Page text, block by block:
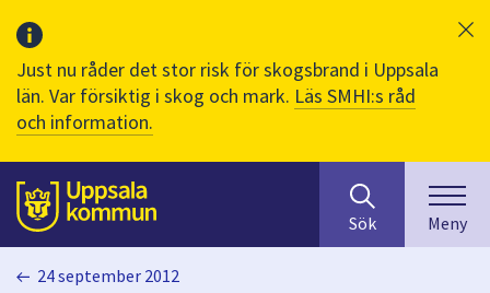
Just nu råder det stor risk för skogsbrand i Uppsala
län. Var försiktig i skog och mark. Läs SMHI:s råd
och information.
Till sidans
huvudinnehåll
efter
innehåll
på
Sök Meny
24 september 2012